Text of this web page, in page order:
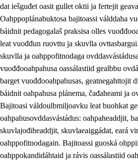
dat iešguđet oasit gullet oktii ja fertejit
Oahppoplánabuktosa bajitoassi válddaha
báidnit pedagogalaš praksisa olles
leat vuođđun ruovttu ja skuvlla
skuvlla ja oahppofitnodaga
vuođđooahpahusa oassálastiid gealbbu
barget vuođđooahpahusas, geatnegahttojit
báidnit oahpahusa plánema, čađaheami ja
Bajitoasi váldoulbmiljoavku leat buohkat
oahpahusovddasvástádus: oahpaheaddjit,
skuvlajođiheaddjit, skuvlaeaiggádat, eará
oahppofitnodagain. Bajitoassi guoská
oahppokandidáhtaid ja rávis oassálastiid